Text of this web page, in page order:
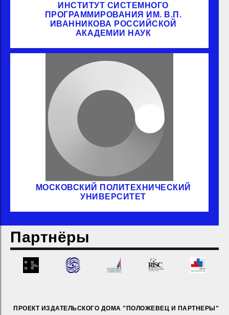
ИНСТИТУТ СИСТЕМНОГО
ПРОГРАММИРОВАНИЯ ИМ. В.П.
ИВАННИКОВА РОССИЙСКОЙ
АКАДЕМИИ НАУК
МОСКОВСКИЙ ПОЛИТЕХНИЧЕСКИЙ
УНИВЕРСИТЕТ
Партнёры
ПРОЕКТ ИЗДАТЕЛЬСКОГО ДОМА "ПОЛОЖЕВЕЦ И ПАРТНЕРЫ"